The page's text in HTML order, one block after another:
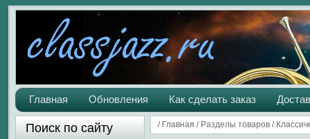
Главная Обновления Как сделать заказ
/ Главная / Разделы товаров /
Поиск по сайту